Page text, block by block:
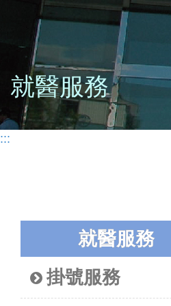
就醫服務
:::
就醫服務
掛號服務